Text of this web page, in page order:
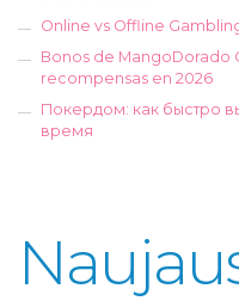
Online vs Offline
Bonos de MangoDorado
recompensas en 2026
Покердом: как быстро
время